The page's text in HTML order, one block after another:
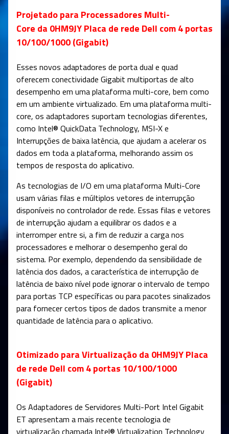
Projetado para Processadores Multi-
Core da 0HM9JY Placa de rede Dell com 4 portas
10/100/1000 (Gigabit)
Esses novos adaptadores de porta dual e quad
oferecem conectividade Gigabit multiportas de alto
desempenho em uma plataforma multi-core, bem como
em um ambiente virtualizado. Em uma plataforma multi-
core, os adaptadores suportam tecnologias diferentes,
como Intel® QuickData Technology, MSI-X e
Interrupções de baixa latência, que ajudam a acelerar os
dados em toda a plataforma, melhorando assim os
tempos de resposta do aplicativo.
As tecnologias de I/O em uma plataforma Multi-Core
usam várias filas e múltiplos vetores de interrupção
disponíveis no controlador de rede. Essas filas e vetores
de interrupção ajudam a equilibrar os dados e a
interromper entre si, a fim de reduzir a carga nos
processadores e melhorar o desempenho geral do
sistema. Por exemplo, dependendo da sensibilidade de
latência dos dados, a característica de interrupção de
latência de baixo nível pode ignorar o intervalo de tempo
para portas TCP específicas ou para pacotes sinalizados
para fornecer certos tipos de dados transmite a menor
quantidade de latência para o aplicativo.
Otimizado para Virtualização da 0HM9JY Placa
de rede Dell com 4 portas 10/100/1000
(Gigabit)
Os Adaptadores de Servidores Multi-Port Intel Gigabit
ET apresentam a mais recente tecnologia de